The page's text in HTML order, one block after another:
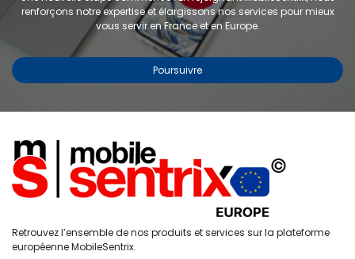
Étiquettes
Accueil Recherche
0
Compte
renforçons notre expertise et élargissons nos services pour mieux
vous servir en France et en Europe.
Poursuivre
Retrouvez l’ensemble de nos produits et services sur la plateforme
européenne MobileSentrix.
Copyright © 2024 FMP-France. Tous droits réservés